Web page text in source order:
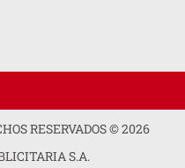
RESERVADOS ©2026
S.A.